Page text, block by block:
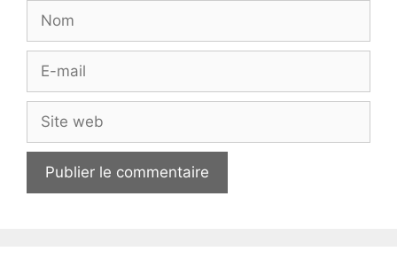
Nom
Site
web